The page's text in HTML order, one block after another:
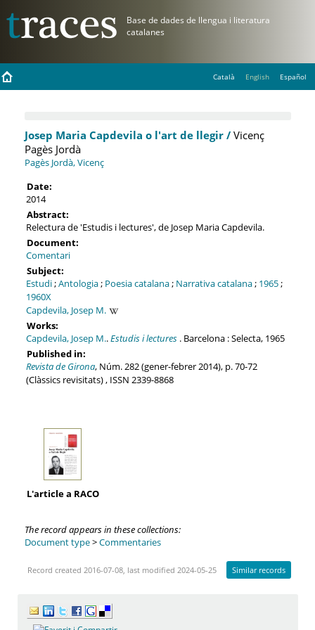
Català English Español
Josep Maria Capdevila o l'art de llegir /Vicenç
Pagès Jordà
Pagès Jordà, Vicenç
Date:
2014
Abstract:
Relectura de 'Estudis i lectures', de Josep Maria Capdevila.
Document:
Comentari
Subject:
Estudi;Antologia; Poesia catalana; Narrativa catalana; 1965;
1960X
Capdevila, Josep M.
Works:
Capdevila, Josep M..Estudis i lectures. Barcelona : Selecta, 1965
Published in:
Revista de Girona, Núm. 282 (gener-febrer 2014), p. 70-72
(Clàssics revisitats) , ISSN 2339-8868
L'article a RACO
The record appears in these collections:
Document type>Commentaries
Record created 2016-07-08, last modified 2024-05-25 Similar records